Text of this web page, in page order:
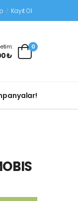
/ Kayıt Ol
₺
0